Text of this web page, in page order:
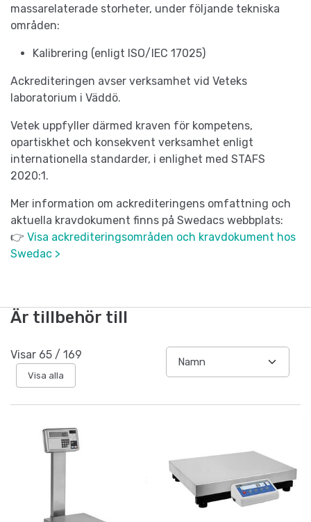
massarelaterade storheter, under följande tekniska
områden:
Kalibrering (enligt ISO/IEC 17025)
Ackrediteringen avser verksamhet vid Veteks
laboratorium i Väddö.
Vetek uppfyller därmed kraven för kompetens,
opartiskhet och konsekvent verksamhet enligt
internationella standarder, i enlighet med STAFS
2020:1.
Mer information om ackrediteringens omfattning och
aktuella kravdokument finns på Swedacs webbplats:
👉 Visa ackrediteringsområden och kravdokument hos
Swedac >
Är tillbehör till
Visar 65 / 169
Visa alla